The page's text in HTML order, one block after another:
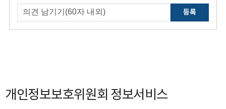
등록
개인정보보호위원회 정보서비스